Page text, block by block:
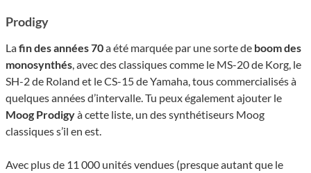
Prodigy
Lafin des années 70a été marquée par une sorte de boom des
monosynthés, avec des classiques comme le MS-20 de Korg, le
SH-2 de Roland et le CS-15 de Yamaha, tous commercialisés à
quelques années d’intervalle. Tu peux également ajouter le
Moog Prodigyà cette liste, un des synthétiseurs Moog
classiques s’il en est.
Avec plus de 11 000 unités vendues (presque autant que le